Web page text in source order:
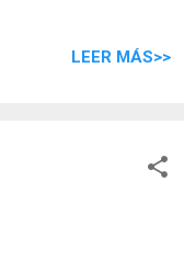
LEER MÁS>>